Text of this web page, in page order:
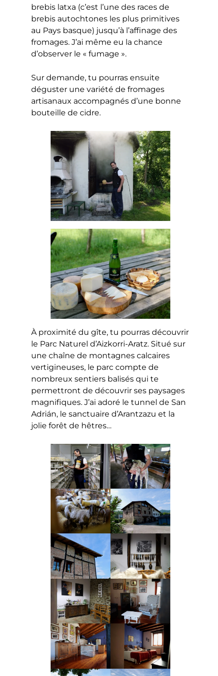
brebis latxa (c’est l’une des races de
brebis autochtones les plus primitives
au Pays basque) jusqu’à l’affinage des
fromages. J’ai même eu la chance
d’observer le « fumage ».
Sur demande, tu pourras ensuite
déguster une variété de fromages
artisanaux accompagnés d’une bonne
bouteille de cidre.
À proximité du gîte, tu pourras découvrir
le Parc Naturel d’Aizkorri-Aratz. Situé sur
une chaîne de montagnes calcaires
vertigineuses, le parc compte de
nombreux sentiers balisés qui te
permettront de découvrir ses paysages
magnifiques. J’ai adoré le tunnel de San
Adrián, le sanctuaire d’Arantzazu et la
jolie forêt de hêtres…